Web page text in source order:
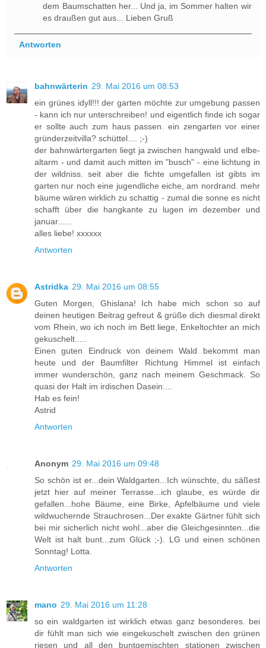
dem Baumschatten her... Und ja, im Sommer halten wir
es draußen gut aus... Lieben Gruß
Antworten
bahnwärterin 29. Mai 2016 um 08:53
ein grünes idyll!!! der garten möchte zur umgebung passen
- kann ich nur unterschreiben! und eigentlich finde ich sogar
er sollte auch zum haus passen. ein zengarten vor einer
gründerzeitvilla? schüttel.... ;-)
der bahnwärtergarten liegt ja zwischen hangwald und elbe-
altarm - und damit auch mitten im "busch" - eine lichtung in
der wildniss. seit aber die fichte umgefallen ist gibts im
garten nur noch eine jugendliche eiche, am nordrand. mehr
bäume wären wirklich zu schattig - zumal die sonne es nicht
schafft über die hangkante zu lugen im dezember und
januar......
alles liebe! xxxxxx
Antworten
Astridka 29. Mai 2016 um 08:55
Guten Morgen, Ghislana! Ich habe mich schon so auf
deinen heutigen Beitrag gefreut & grüße dich diesmal direkt
vom Rhein, wo ich noch im Bett liege, Enkeltochter an mich
gekuschelt.....
Einen guten Eindruck von deinem Wald bekommt man
heute und der Baumfilter Richtung Himmel ist einfach
immer wunderschön, ganz nach meinem Geschmack. So
quasi der Halt im irdischen Dasein....
Hab es fein!
Astrid
Antworten
Anonym 29. Mai 2016 um 09:48
So schön ist er...dein Waldgarten...Ich wünschte, du säßest
jetzt hier auf meiner Terrasse...ich glaube, es würde dir
gefallen...hohe Bäume, eine Birke, Apfelbäume und viele
wildwuchernde Strauchrosen...Der exakte Gärtner fühlt sich
bei mir sicherlich nicht wohl...aber die Gleichgesinnten...die
Welt ist halt bunt...zum Glück ;-). LG und einen schönen
Sonntag! Lotta.
Antworten
mano 29. Mai 2016 um 11:28
so ein waldgarten ist wirklich etwas ganz besonderes. bei
dir fühlt man sich wie eingekuschelt zwischen den grünen
riesen und all den buntgemischten stationen zwischen